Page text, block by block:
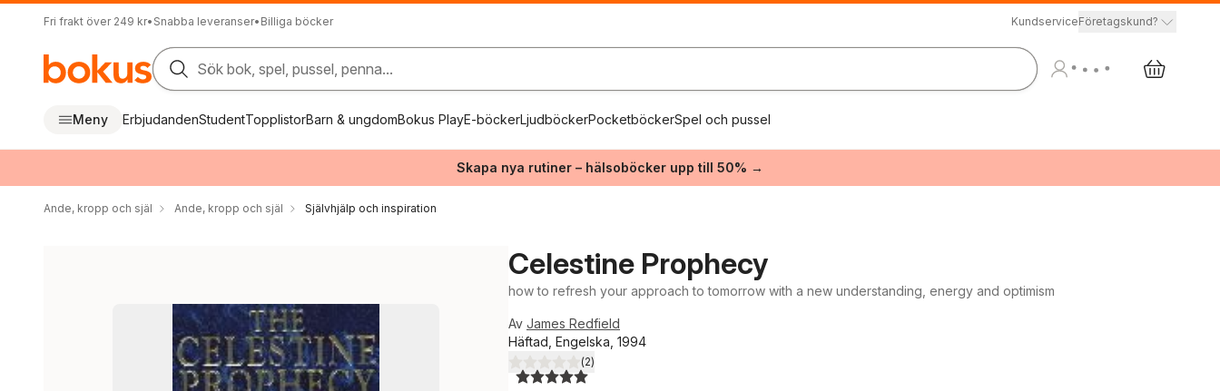
Fri frakt över 249 kr• Snabba leveranser• Billiga böcker KundserviceFöretagskund?
Sök bok, spel, pussel, penna...
Meny ErbjudandenStudentTopplistorBarn & ungdomBokus PlayE-böckerLjudböckerPocketböckerSpel och pussel
Skapa nya rutiner – hälsoböcker upp till 50% →
Ande, kropp och själ Ande, kropp och själ Självhjälp och inspiration
Celestine Prophecy
how to refresh your approach to tomorrow with a new understanding, energy and optimism
Av James Redfield
Häftad, Engelska, 1994
5,0utav 5 stjärnor. Totalt antal röster:
(2)